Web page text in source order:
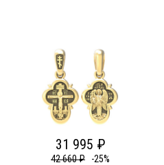
31 995 ₽
42 660 ₽ -25%